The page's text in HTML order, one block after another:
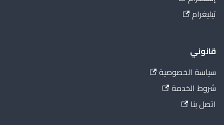
تيليغرام
قانوني
سياسة الخصوصية
شروط الخدمة
اتصل بنا